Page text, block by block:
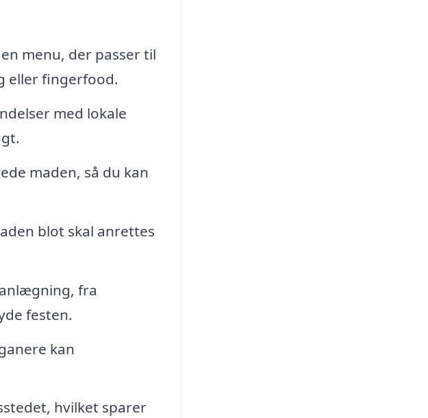
menu, der passer til
eller fingerfood.
med lokale
maden, så du kan
blot skal anrettes
fra
festen.
kan
hvilket sparer